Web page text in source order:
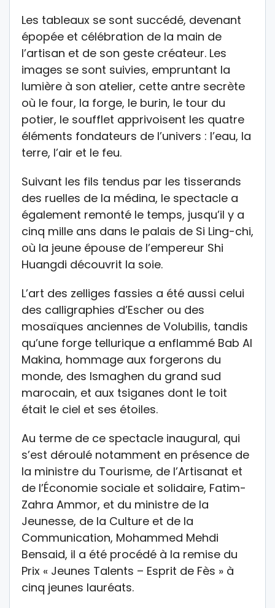
Les tableaux se sont succédé, devenant
épopée et célébration de la main de
l’artisan et de son geste créateur. Les
images se sont suivies, empruntant la
lumière à son atelier, cette antre secrète
où le four, la forge, le burin, le tour du
potier, le soufflet apprivoisent les quatre
éléments fondateurs de l’univers : l’eau, la
terre, l’air et le feu.
Suivant les fils tendus par les tisserands
des ruelles de la médina, le spectacle a
également remonté le temps, jusqu’il y a
cinq mille ans dans le palais de Si Ling-chi,
où la jeune épouse de l’empereur Shi
Huangdi découvrit la soie.
L’art des zelliges fassies a été aussi celui
des calligraphies d’Escher ou des
mosaïques anciennes de Volubilis, tandis
qu’une forge tellurique a enflammé Bab Al
Makina, hommage aux forgerons du
monde, des Ismaghen du grand sud
marocain, et aux tsiganes dont le toit
était le ciel et ses étoiles.
Au terme de ce spectacle inaugural, qui
s’est déroulé notamment en présence de
la ministre du Tourisme, de l’Artisanat et
de l’Économie sociale et solidaire, Fatim-
Zahra Ammor, et du ministre de la
Jeunesse, de la Culture et de la
Communication, Mohammed Mehdi
Bensaid, il a été procédé à la remise du
Prix « Jeunes Talents – Esprit de Fès » à
cinq jeunes lauréats.